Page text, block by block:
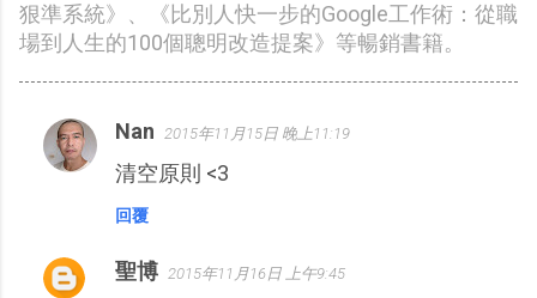
狠準系統》、《比別人快一步的Google工作術：從職
場到人生的100個聰明改造提案》等暢銷書籍。
留
言
Nan 2015年11月15日 晚上11:19
清空原則 <3
回覆
聖博 2015年11月16日 上午9:45